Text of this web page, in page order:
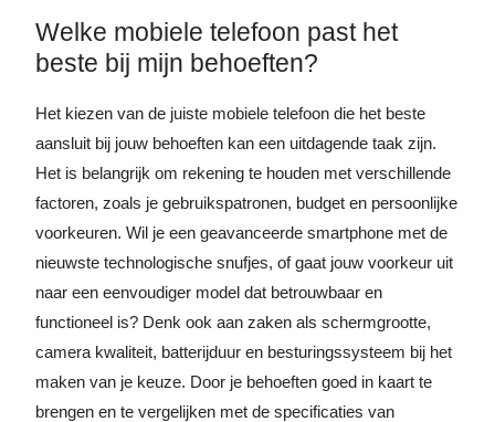
Welke mobiele telefoon past het
beste bij mijn behoeften?
Het kiezen van de juiste mobiele telefoon die het beste
aansluit bij jouw behoeften kan een uitdagende taak zijn.
Het is belangrijk om rekening te houden met verschillende
factoren, zoals je gebruikspatronen, budget en persoonlijke
voorkeuren. Wil je een geavanceerde smartphone met de
nieuwste technologische snufjes, of gaat jouw voorkeur uit
naar een eenvoudiger model dat betrouwbaar en
functioneel is? Denk ook aan zaken als schermgrootte,
camera kwaliteit, batterijduur en besturingssysteem bij het
maken van je keuze. Door je behoeften goed in kaart te
brengen en te vergelijken met de specificaties van